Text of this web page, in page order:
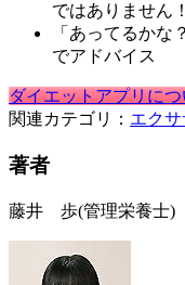
ではありません！
「あってるか
でアドバイス
ダイエットアプリに
関連カテゴリ： エク
著者
藤井 歩(管理栄養士)